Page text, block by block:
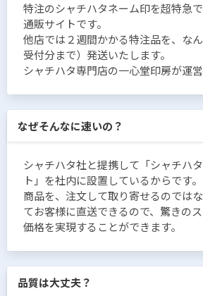
特注のシャチハタネーム印を超特急
通販サイトです。
他店では２週間かかる特注品を、な
受付分まで）発送いたします。
シャチハタ専門店の一心堂印房が運営
なぜそんなに速いの？
シャチハタ社と提携して「シャチハ
ト」を社内に設置しているからです。
商品を、注文して取り寄せるのでは
てお客様に直送できるので、驚きの
価格を実現することができます。
品質は大丈夫？